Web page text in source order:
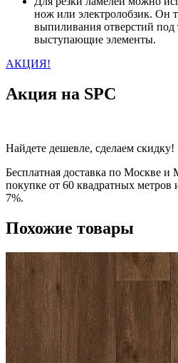
нож или электролобзик. Он
выпиливания отверстий
выступающие элементы.
АКЦИЯ!
Акция на SPC
Найдете дешевле, сделаем скидку!
Бесплатная доставка по Москве и
покупке от 60 квадратных метров
7%.
Похожие товары